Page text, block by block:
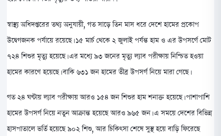
স্বাস্থ্য অধিদপ্তরের তথ্য অনুযায়ী, গত সাড়ে তিন মাস ধরে দেশে হামের প্রকোপ
উদ্বেগজনক পর্যায়ে রয়েছে। ১৫ মার্চ থেকে ২ জুলাই পর্যন্ত হাম ও এর উপসর্গে মোট
৭২৪ শিশুর মৃত্যু হয়েছে। এর মধ্যে ৯৩ জনের মৃত্যু ল্যাব পরীক্ষায় নিশ্চিত হওয়া
হামের কারণে হয়েছে। বাকি ৬৩১ জন হামের তীব্র উপসর্গ নিয়ে মারা গেছে।
গত ২৪ ঘণ্টায় ল্যাব পরীক্ষায় আরও ১৫৪ জন শিশুর হাম শনাক্ত হয়েছে। পাশাপাশি
হামের উপসর্গ নিয়ে নতুন আক্রান্ত হয়েছে আরও ৯৬৫ জন। এ সময়ে দেশের বিভিন্ন
হাসপাতালে ভর্তি হয়েছে ৯০২ শিশু, আর চিকিৎসা শেষে সুস্থ হয়ে বাড়ি ফিরেছে